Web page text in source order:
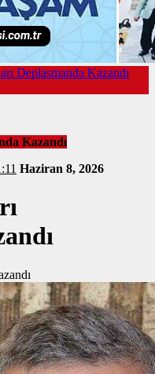
Deplasmanda Kazandı
Kazandı
Haziran 8, 2026